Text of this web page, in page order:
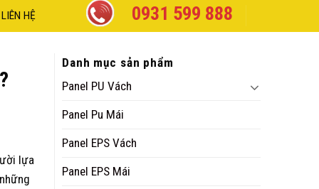
LIÊN HỆ 0931 599 888
lựa
Danh mục sản phẩm
Panel PU Vách
Panel Pu Mái
Panel EPS Vách
Panel EPS Mái